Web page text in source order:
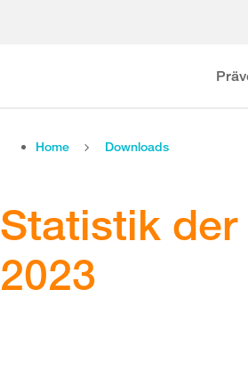
Home Downloads
Statistik
2023